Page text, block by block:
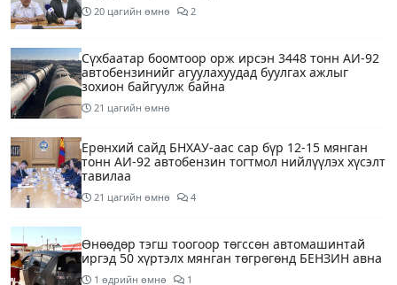
20 цагийн өмнө 2
Сүхбаатар боомтоор орж ирсэн 3448 тонн АИ-92
автобензинийг агуулахуудад буулгах ажлыг
зохион байгуулж байна
21 цагийн өмнө
Ерөнхий сайд БНХАУ-аас сар бүр 12-15 мянган
тонн АИ-92 автобензин тогтмол нийлүүлэх хүсэлт
тавилаа
21 цагийн өмнө 4
Өнөөдөр тэгш тоогоор төгссөн автомашинтай
иргэд 50 хүртэлх мянган төгрөгөнд БЕНЗИН авна
1 өдрийн өмнө 1